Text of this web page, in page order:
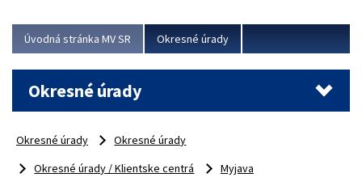
Viac
Úvodná stránka MV SR Okresné úrady
Okresné úrady
Okresné úrady
Okresné úrady
Okresné úrady / Klientske centrá
Myjava